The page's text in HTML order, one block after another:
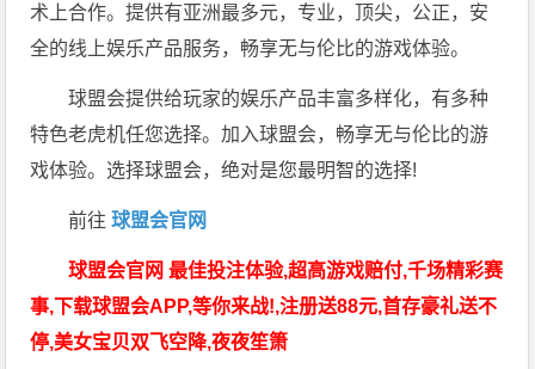
术上合作。提供有亚洲最多元，专业，顶尖，公正，安
全的线上娱乐产品服务，畅享无与伦比的游戏体验。
球盟会提供给玩家的娱乐产品丰富多样化，有多种
特色老虎机任您选择。加入球盟会，畅享无与伦比的游
戏体验。选择球盟会，绝对是您最明智的选择!
前往 球盟会官网
球盟会官网 最佳投注体验,超高游戏赔付,千场精彩赛
事,下载球盟会APP,等你来战!,注册送88元,首存豪礼送不
停,美女宝贝双飞空降,夜夜笙箫